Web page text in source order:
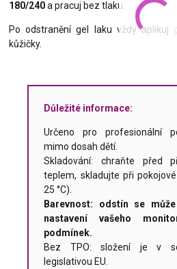
180/240a pracuj bez tlaku.
Po odstranění gel laku vždy aplikuj
kůžičky.
Důležité informace:
Určeno pro profesionální
mimo dosah dětí.
Skladování: chraňte před
teplem, skladujte při
25 °C).
Barevnost: odstín se
nastavení vašeho
podmínek.
Bez TPO: složení je v
legislativou EU.